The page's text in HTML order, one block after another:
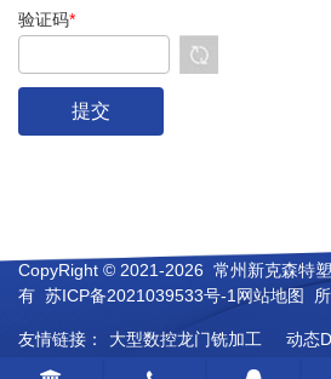
验证码*
CopyRight © 2021-2026 常州新克森特
有 苏ICP备2021039533号-1网站地图
友情链接： 大型数控龙门铣加工 动态